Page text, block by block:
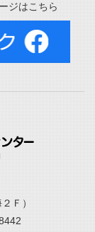
ジはこちら
Ｆ）
8442